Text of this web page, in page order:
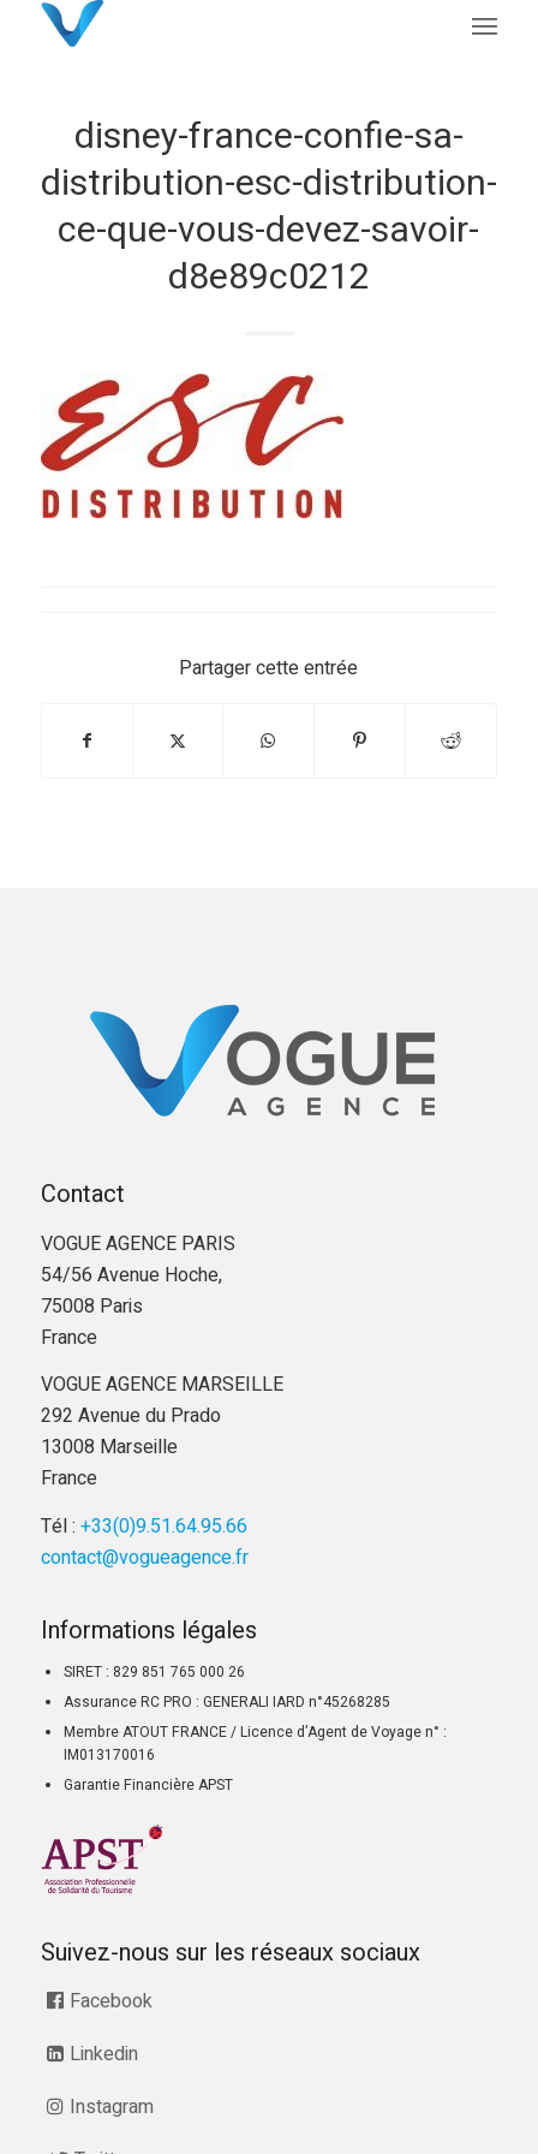
disney-france-confie-sa-
distribution-esc-distribution-
ce-que-vous-devez-savoir-
d8e89c0212
Partager cette entrée
Contact
VOGUE AGENCE PARIS
54/56 Avenue Hoche,
75008 Paris
France
VOGUE AGENCE MARSEILLE
292 Avenue du Prado
13008 Marseille
France
Tél : +33(0)9.51.64.95.66
contact@vogueagence.fr
Informations légales
SIRET : 829 851 765 000 26
Assurance RC PRO : GENERALI IARD n°45268285
Membre ATOUT FRANCE / Licence d’Agent de Voyage n° :
IM013170016
Garantie Financière APST
Suivez-nous sur les réseaux sociaux
Facebook
Linkedin
Instagram